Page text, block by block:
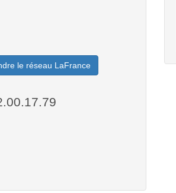
le réseau LaFrance